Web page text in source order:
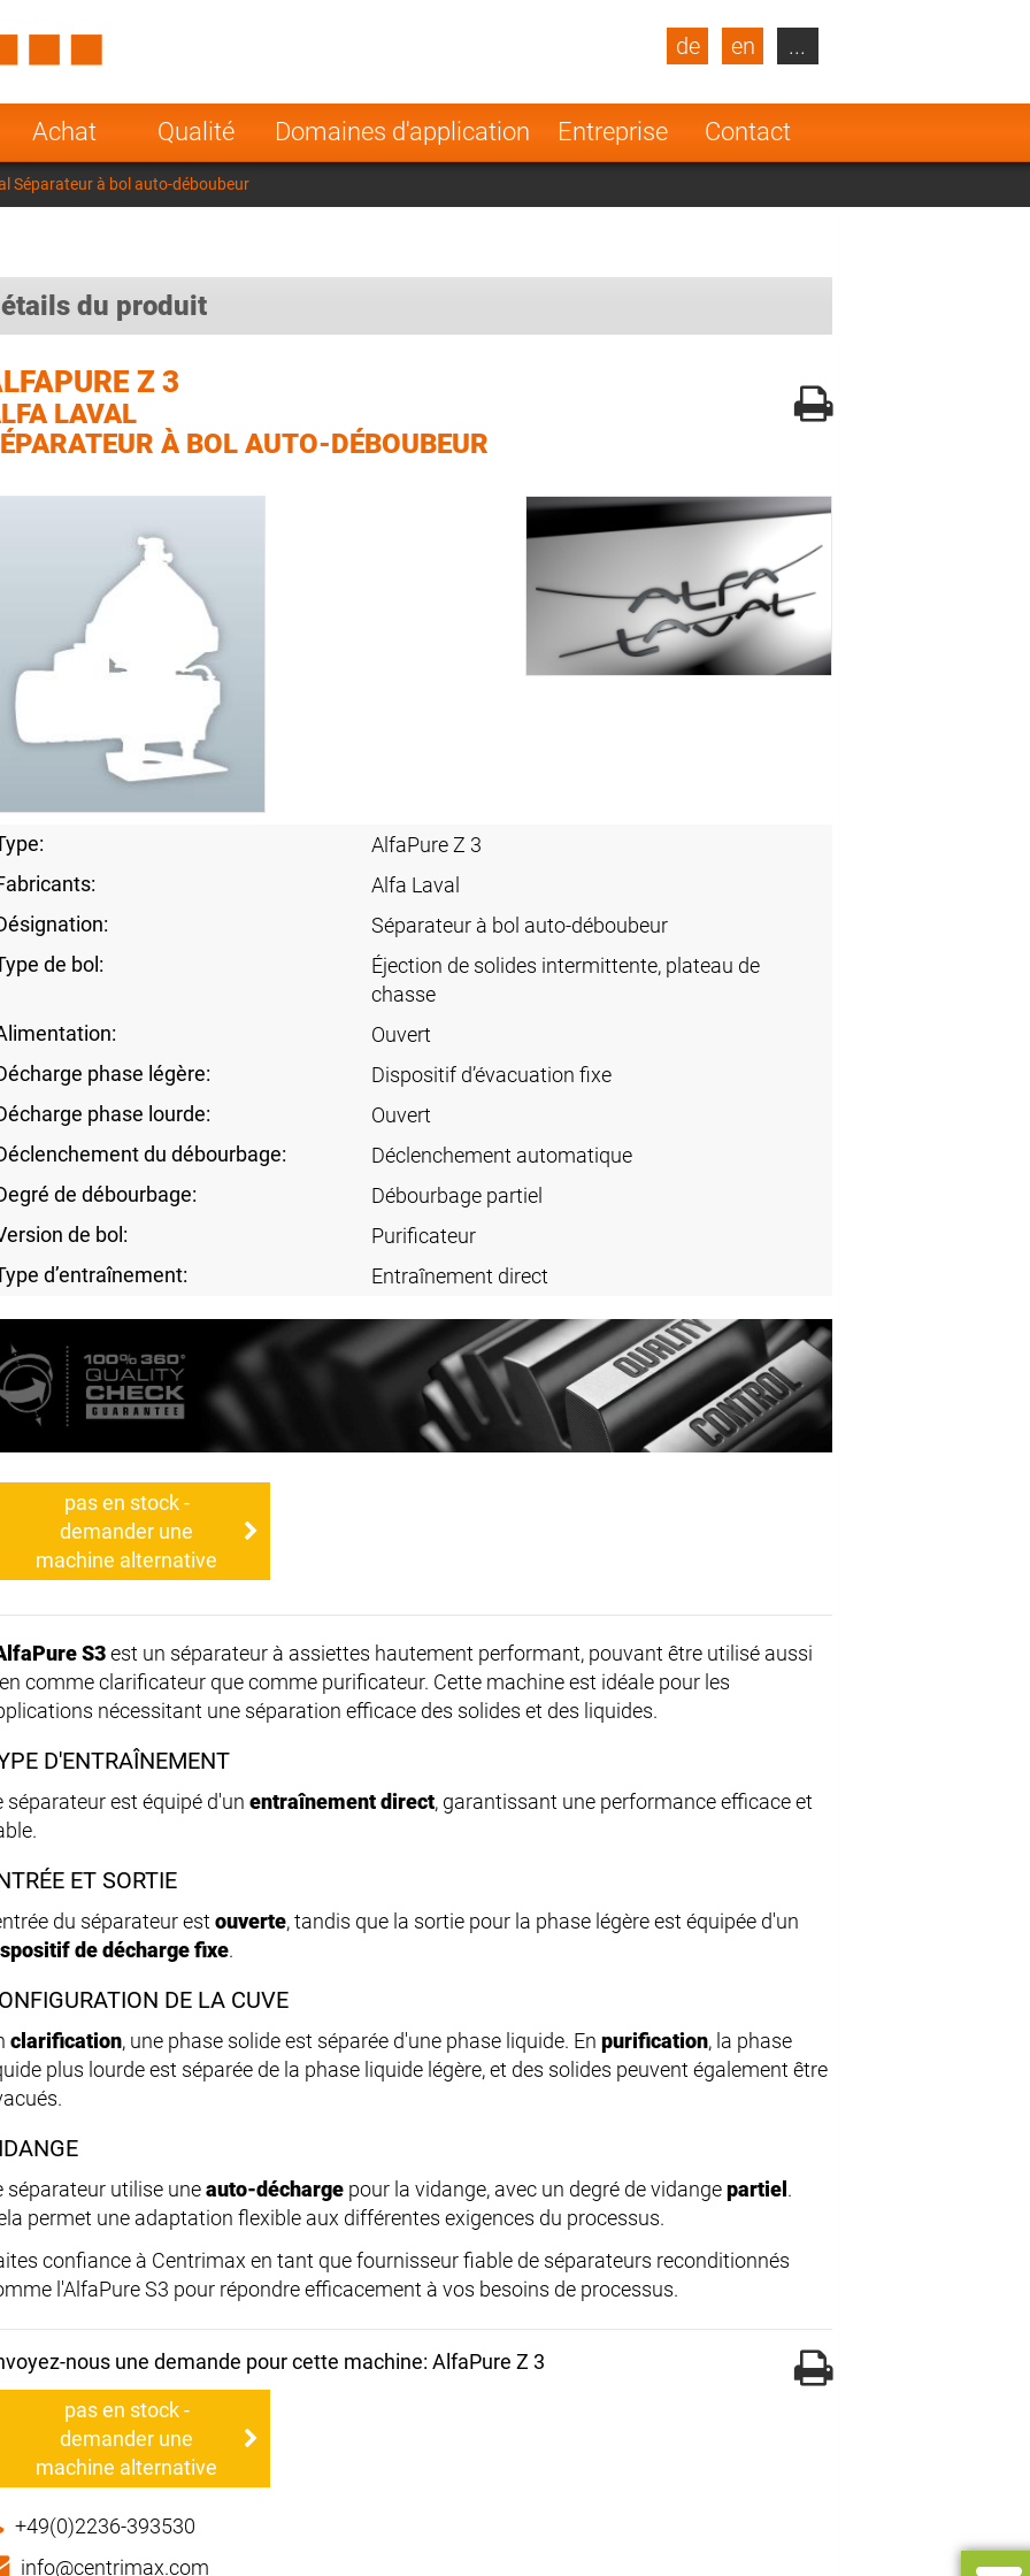
Achat Qualité Domaines d'application Entreprise Contact
de en
Turkey
Poland Norway
Netherlands
Greece
...
Séparateur à bol auto-déboubeur
du produit
Z 3
LAVAL
À BOL AUTO-DÉBOUBEUR
AlfaPure Z 3
Alfa Laval
Séparateur à bol auto-déboubeur
de bol:
Éjection de solides intermittente, plateau de
chasse
Ouvert
phase légère:
Dispositif d’évacuation fixe
phase lourde:
Ouvert
du débourbage:
Déclenchement automatique
de débourbage:
Débourbage partiel
de bol:
Purificateur
d’entraînement:
Entraînement direct
pas en stock -
demander une
machine alternative
S3est un séparateur à assiettes hautement performant, pouvant être utilisé aussi
comme clarificateur que comme purificateur. Cette machine est idéale pour les
nécessitant une séparation efficace des solides et des liquides.
D'ENTRAÎNEMENT
séparateur est équipé d'un entraînement direct, garantissant une performance efficace et
ET SORTIE
du séparateur estouverte, tandis que la sortie pour la phase légère est équipée d'un
de décharge fixe.
DE LA CUVE
clarification, une phase solide est séparée d'une phase liquide. En purification, la phase
plus lourde est séparée de la phase liquide légère, et des solides peuvent également être
séparateur utilise uneauto-décharge pour la vidange, avec un degré de vidangepartiel .
permet une adaptation flexible aux différentes exigences du processus.
confiance à Centrimax en tant que fournisseur fiable de séparateurs reconditionnés
l'AlfaPure S3 pour répondre efficacement à vos besoins de processus.
nous une demande pour cette machine: AlfaPure Z 3
pas en stock -
demander une
machine alternative
+49(0)2236-393530
info@centrimax.com